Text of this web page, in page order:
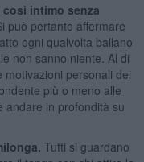
intimo senza
può pertanto affermare
ogni qualvolta ballano
non sanno niente. Al di
personali dei
più o meno alle
andare in profondità su
Tutti si guardano